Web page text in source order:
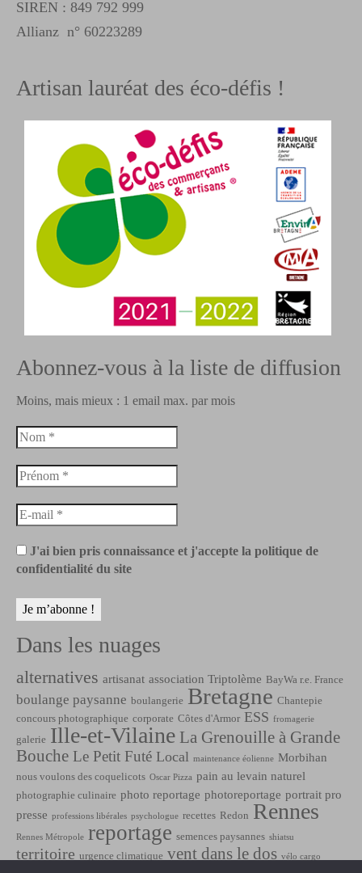
SIREN : 849 792 999
Allianz n° 60223289
Artisan lauréat des éco-défis !
Abonnez-vous à la liste de diffusion
Moins, mais mieux : 1 email max. par mois
J'ai bien pris connaissance et j'accepte la politique de
confidentialité du site
Dans les nuages
alternatives artisanat association Triptolème BayWa r.e. France
boulange paysanne boulangerie Bretagne Chantepie
concours photographique corporate Côtes d'Armor ESS fromagerie
galerie Ille-et-Vilaine La Grenouille à Grande
Bouche Le Petit Futé Local maintenance éolienne Morbihan
nous voulons des coquelicots Oscar Pizza pain au levain naturel
photographie culinaire photo reportage photoreportage portrait pro
presse professions libérales psychologue recettes Redon Rennes
Rennes Métropole reportage semences paysannes shiatsu
territoire urgence climatique vent dans le dos vélo cargo